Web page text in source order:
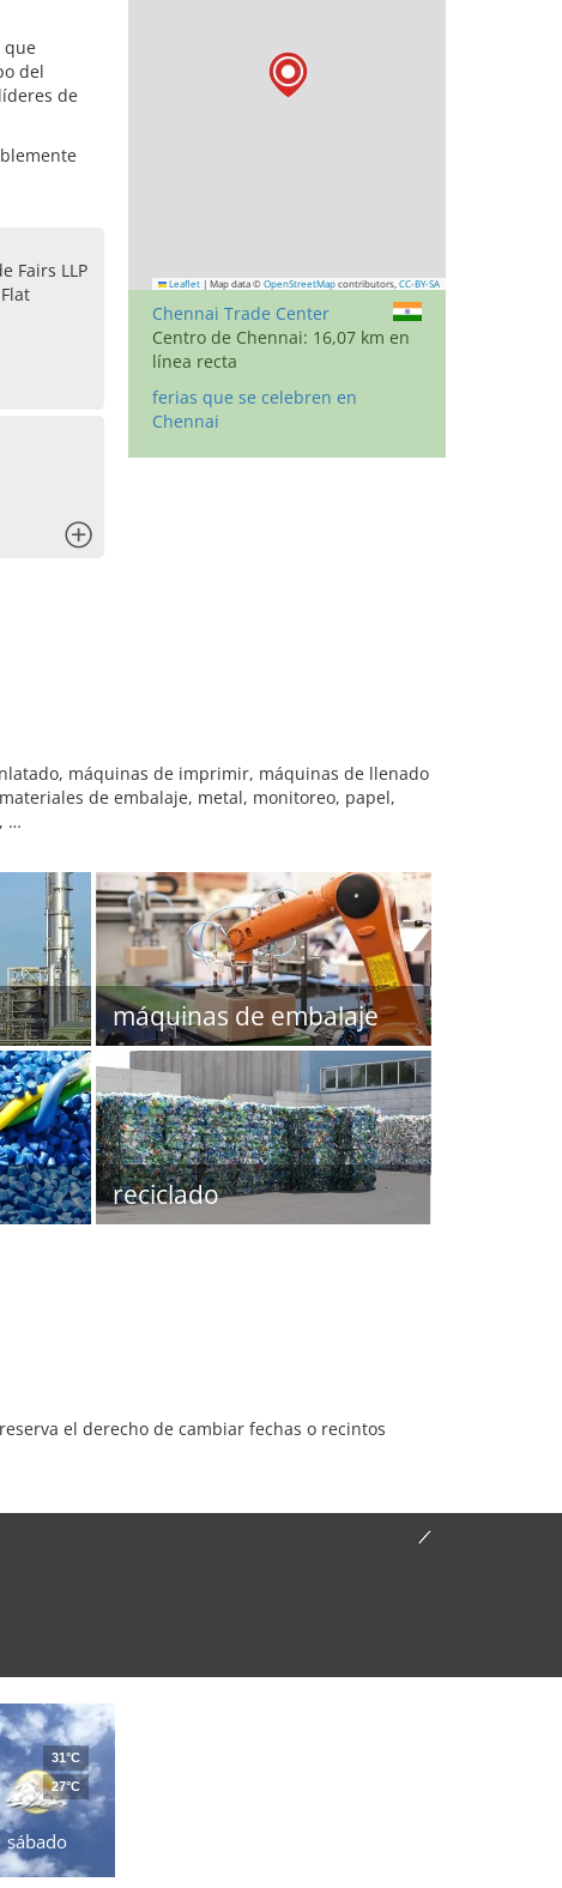
que
del
de
Fairs LLP
Leaflet | Map data © OpenStreetMap contributors, CC-BY-SA
Chennai Trade Center
Centro de Chennai: 16,07 km en
línea recta
ferias que se celebren en
Chennai
máquinas de imprimir, máquinas de llenado
de embalaje, metal, monitoreo, papel,
…
máquinas de embalaje
reciclado
el derecho de cambiar fechas o recintos
sábado
31°C
27°C